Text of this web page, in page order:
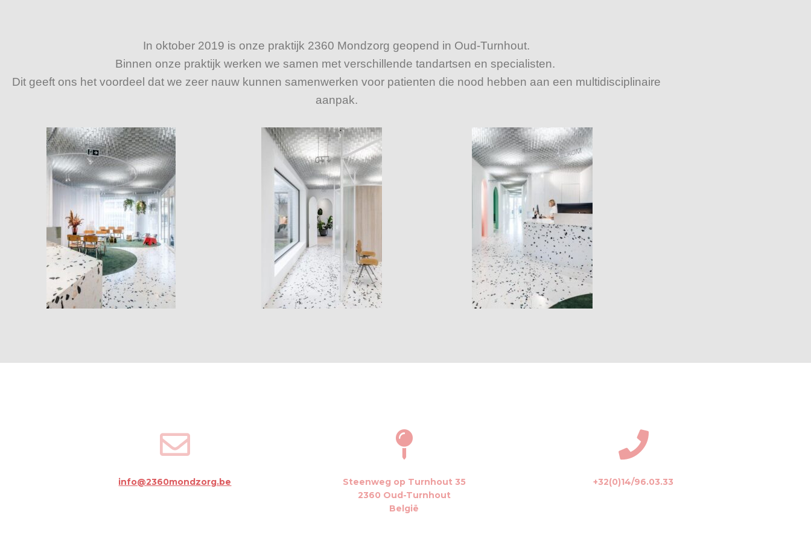
In oktober 2019 is onze praktijk 2360 Mondzorg geopend in Oud-Turnhout.
Binnen onze praktijk werken we samen met verschillende tandartsen en specialisten.
Dit geeft ons het voordeel dat we zeer nauw kunnen samenwerken voor patienten die nood hebben aan een multidisciplinaire
aanpak.
info@2360mondzorg.be
Steenweg op Turnhout 35
2360 Oud-Turnhout
België
+32(0)14/96.03.33